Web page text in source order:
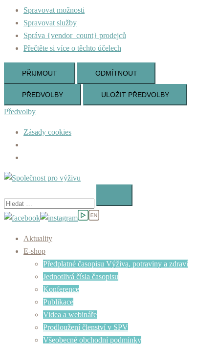
Spravovat možnosti
Spravovat služby
Správa {vendor_count} prodejců
Přečtěte si více o těchto účelech
PŘIJMOUT ODMÍTNOUT
PŘEDVOLBY ULOŽIT PŘEDVOLBY
Předvolby
Zásady cookies
Skip
content
Aktuality
E-shop
Předplatné časopisu Výživa, potraviny a zdraví
Jednotlivá čísla časopisu
Konference
Publikace
Videa a webináře
Prodloužení členství v SPV
Všeobecné obchodní podmínky